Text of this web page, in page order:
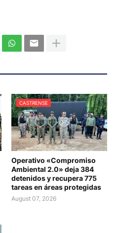
CASTRENSE
Operativo «Compromiso
Ambiental 2.0» deja 384
detenidos y recupera 775
tareas en áreas protegidas
August 07, 2026